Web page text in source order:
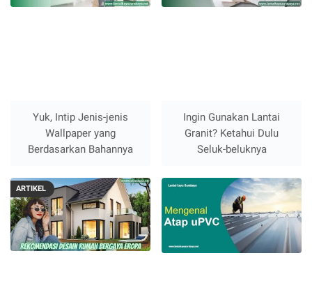
Yuk, Intip Jenis-jenis
Wallpaper yang
Berdasarkan Bahannya
Ingin Gunakan Lantai
Granit? Ketahui Dulu
Seluk-beluknya
ARTIKEL